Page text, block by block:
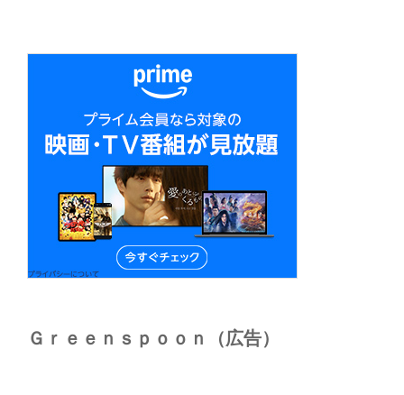
Ｇｒｅｅｎｓｐｏｏｎ（広告）